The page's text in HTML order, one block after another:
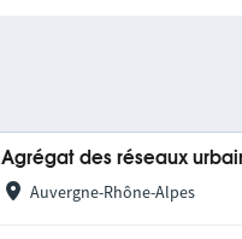
Agrégat des réseaux
Auvergne-Rhône-Alpes